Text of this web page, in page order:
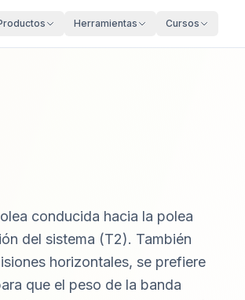
Herramientas Cursos
conducida hacia la polea
del sistema (T2). También
horizontales, se prefiere
que el peso de la banda